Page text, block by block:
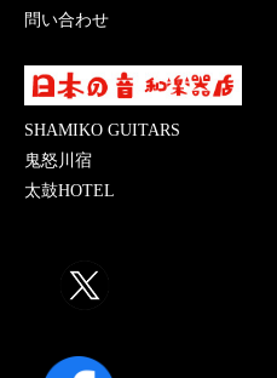
問い合わせ
SHAMIKO GUITARS
鬼怒川宿
太鼓HOTEL